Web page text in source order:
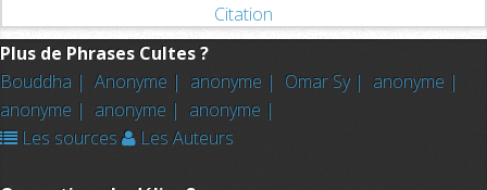
Citation
Plus de Phrases Cultes ?
Bouddha | Anonyme | anonyme | Omar Sy | anonyme |
anonyme | anonyme | anonyme |
Les sources
Les Auteurs